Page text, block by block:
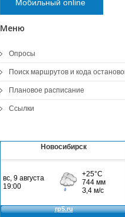
Мобильный online
Меню
Опросы
Поиск маршрутов и кода
Плановое расписание
Ссылки
Новосибирск